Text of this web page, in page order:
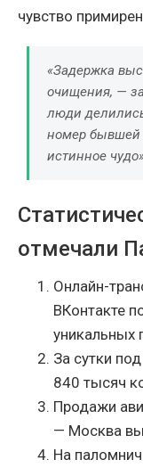
чувство
«Задержка
очищения, —
люди
номер бывшей
истинное
отмечали
Онлайн-
ВКонтакте
уникальных
За сутки
840 тысяч
Продажи
— Москва
На